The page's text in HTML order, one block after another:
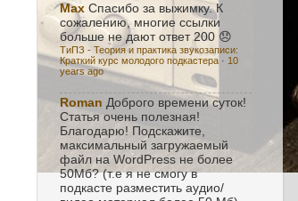
Max Спасибо за выжимку. К
сожалению, многие ссылки
больше не дают ответ 200 😞
ТиПЗ - Теория и практика звукозаписи:
Краткий курс молодого подкастера · 10
years ago
Roman Доброго времени суток!
Статья очень полезная!
Благодарю! Подскажите,
максимальный загружаемый
файл на WordPress не более
50Мб? (т.е я не смогу в
подкасте разместить аудио/